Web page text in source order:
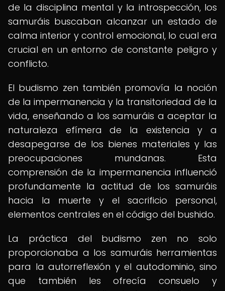
de la disciplina mental y la introspección, los
samuráis buscaban alcanzar un estado de
calma interior y control emocional, lo cual era
crucial en un entorno de constante peligro y
conflicto.
El budismo zen también promovía la noción
de la impermanencia y la transitoriedad de la
vida, enseñando a los samuráis a aceptar la
naturaleza efímera de la existencia y a
desapegarse de los bienes materiales y las
preocupaciones mundanas. Esta
comprensión de la impermanencia influenció
profundamente la actitud de los samuráis
hacia la muerte y el sacrificio personal,
elementos centrales en el código del bushido.
La práctica del budismo zen no solo
proporcionaba a los samuráis herramientas
para la autorreflexión y el autodominio, sino
que también les ofrecía consuelo y